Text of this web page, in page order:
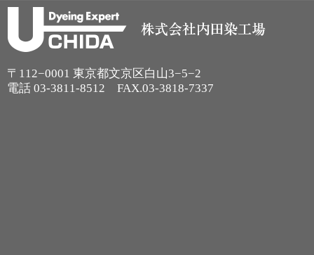
〒112−0001 東京都文京区白山3−5−2
電話 03-3811-8512 FAX.03-3818-7337